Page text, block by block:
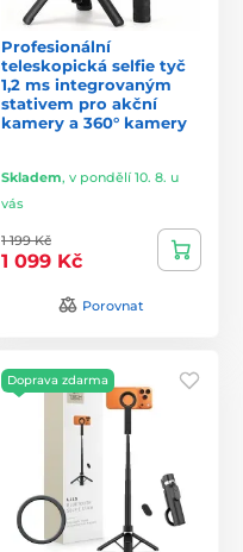
Profesionální
teleskopická selfie tyč
1,2 ms integrovaným
stativem pro akční
kamery a 360° kamery
Skladem, v pondělí 10. 8. u
vás
1 199 Kč
1 099 Kč
Porovnat
Doprava zdarma